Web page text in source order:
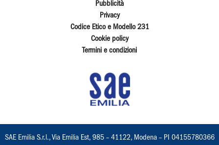
Pubblicità
Privacy
Codice Etico e Modello 231
Cookie policy
Termini e condizioni
SAE Emilia S.r.l., Via Emilia Est, 985 – 41122, Modena – PI 04155780366